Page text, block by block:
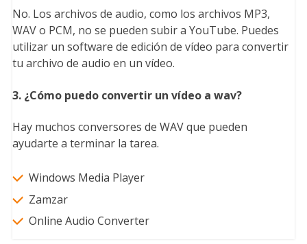
No. Los archivos de audio, como los archivos MP3,
WAV o PCM, no se pueden subir a YouTube. Puedes
utilizar un software de edición de vídeo para convertir
tu archivo de audio en un vídeo.
3. ¿Cómo puedo convertir un vídeo a wav?
Hay muchos conversores de WAV que pueden
ayudarte a terminar la tarea.
Windows Media Player
Zamzar
Online Audio Converter